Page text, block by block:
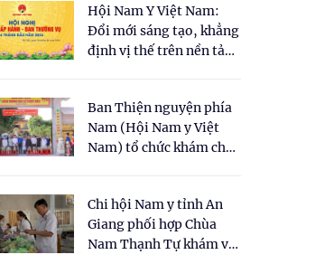
Hội Nam Y Việt Nam:
Đổi mới sáng tạo, khẳng
định vị thế trên nền tảng
Ban Thiện nguyện phía
Nam (Hội Nam y Việt
Nam) tổ chức khám chữa
dân tại xã Tân Tập
Chi hội Nam y tỉnh An
Giang phối hợp Chùa
Nam Thạnh Tự khám và